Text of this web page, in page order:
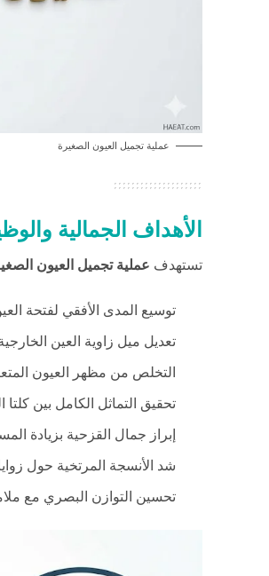
عملية تجميل العيون الصغيرة
الأهداف الجمالية
تستهدف عملية تجميل العيون
توسيع المدى الأفقي لفتحة
تعديل ميل زاوية العين
التخلص من مظهر العيون
تحقيق التماثل الكامل بين كلتا
إبراز جمال القزحية بزيادة
شد الأنسجة المرتخية حول
تحسين التوازن البصري مع